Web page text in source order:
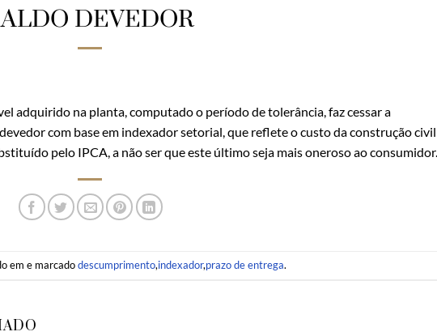
DEVEDOR
adquirido na planta, computado o período de tolerância, faz cessar a
com base em indexador setorial, que reflete o custo da construção civil
pelo IPCA, a não ser que este último seja mais oneroso ao consumidor.
em e marcadodescumprimento,indexador,prazo de entrega.